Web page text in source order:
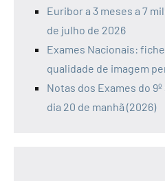
Euribor a 3 meses a 7
de julho de 2026
Exames Nacionais:
qualidade de imagem
Notas dos Exames do
dia 20 de manhã (2026)